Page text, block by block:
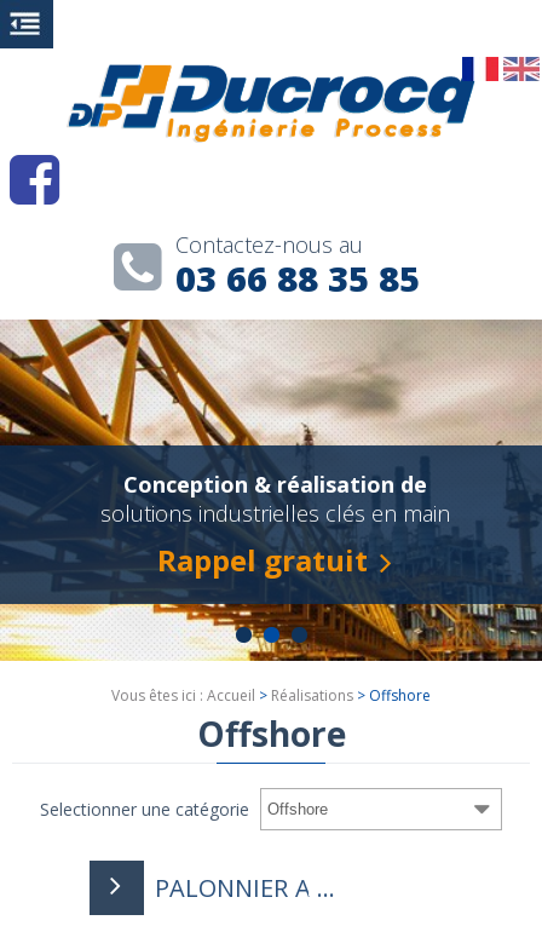
Contactez-nous au
03 66 88 35 85
Conception & réalisation de
solutions industrielles clés en main
Rappel gratuit
Vous êtes ici : Accueil > Réalisations > Offshore
Offshore
Selectionner une catégorie
PALONNIER A ...